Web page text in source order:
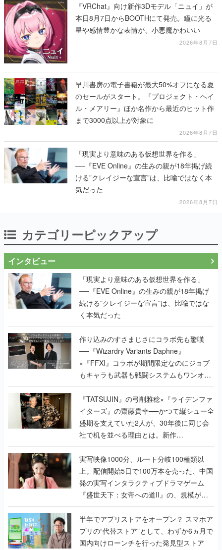
『VRChat』向け新作3Dモデル「ニュイ」が
本日8月7日からBOOTHにて発売。瞳に光る
星や感情豊かな表情が、小悪魔かわいい
2026年8月7日
早川書房の電子書籍が最大50%オフになる夏
のセールがスタート。『プロジェクト・ヘイ
ル・メアリー』ほか名作から最近のヒット作
まで3000点以上が対象に
2026年8月7日
「現実より意味のある仮想世界を作る」
──『EVE Online』の生みの親が18年掲げ続
ける”クレイジーな宣言”は、比喩ではなく本
気だった
2026年8月7日
カテゴリーピックアップ
インタビュー
「現実より意味のある仮想世界を作る」
──『EVE Online』の生みの親が18年掲げ
続ける”クレイジーな宣言”は、比喩ではな
く本気だった
作り込みのすさまじさにコラボ先も驚嘆
──『Wizardry Variants Daphne』
×『FFXI』コラボが期間限定なのにジョブ
もキャラも武器も戦闘システムもワンオフ
で作り込まれた理由を両ディレクターに聞
く
『TATSUJIN』の弓削雅稔×『ライデンファ
イターズ』の齋藤貴幸──かつて縦シュー全
盛期を支えていた2人が、30年後に同じ会
社で机を並べる理由とは。新作
『TATSUJIN EXTREME』で初タッグを組
んだレジェンド2人に訊く開発秘話
実写映像1000分、ルート分岐100種類以
上。配信開始5日で100万本を売った、中国
発の実写インタラクティブドラマゲーム
『盛世天下：女帝への道II』の、規模が違
うこだわりをプロデューサーに聞いた
半年でアプリストアをオープン？ スマホア
プリの“代替ストア”として、わずか6ヵ月で
国内向けローンチを行った発見型ストア